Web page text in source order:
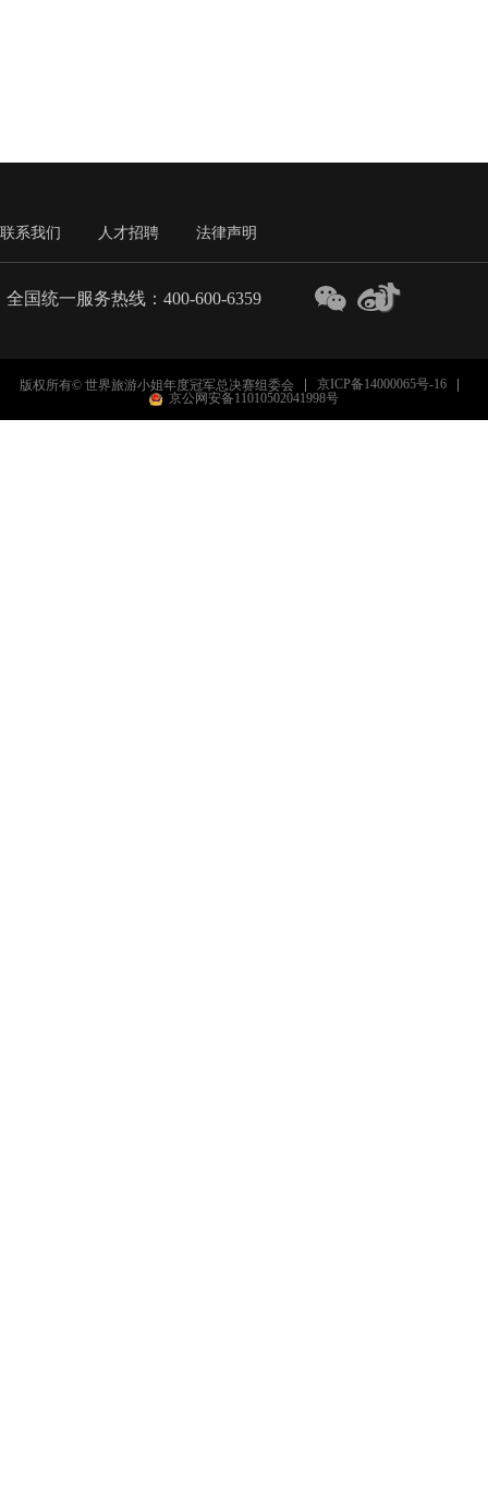
全国统一服务热线：400-600-6359
联系我们 人才招聘 法律声明
版权所有© 世界旅游小姐年度冠军总决赛组委会
京ICP备14000065号-16
京公网安备11010502041998号